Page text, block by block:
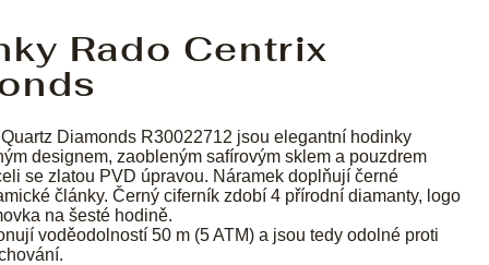
Rado Centrix
Diamonds R30022712 jsou elegantní hodinky
designem, zaobleným safírovým sklem a pouzdrem
se zlatou PVD úpravou. Náramek doplňují černé
články. Černý ciferník zdobí 4 přírodní diamanty, logo
na šesté hodině.
voděodolností 50 m (5 ATM) a jsou tedy odolné proti